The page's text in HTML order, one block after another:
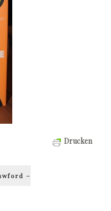
Drucken
–